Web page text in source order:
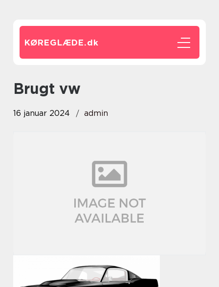
KØREGLÆDE.dk
brugt vw
16 januar 2024 admin